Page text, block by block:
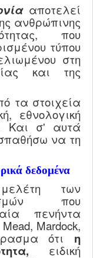
αποτελεί
ανθρώπινης
που
τύπου
στη
και της
τα στοιχεία
εθνολογική
Και σ' αυτά
να τη
δεδομένα
των
που
πενήντα
Mead, Mardock,
ότι η
ειδική